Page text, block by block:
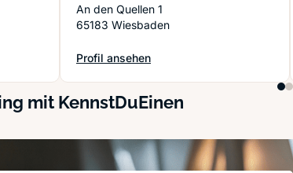
An den Quellen 1
65183 Wiesbaden
Profil ansehen
: Dr. med. James Seabert
mit KennstDuEinen